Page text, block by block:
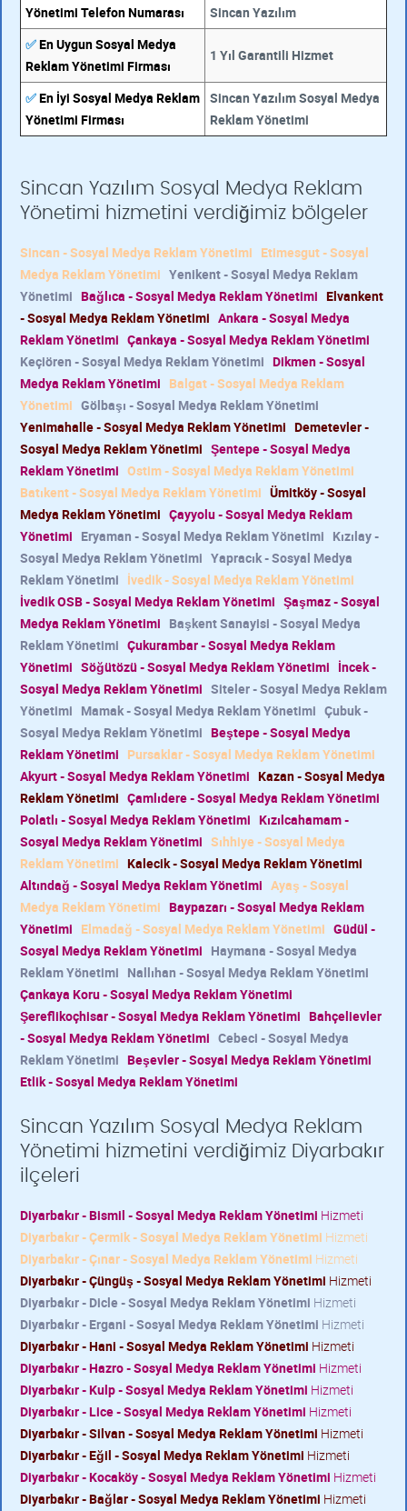
Yönetimi Telefon Numarası
Sincan Yazılım
✅En Uygun Sosyal Medya
Reklam Yönetimi Firması
1 Yıl Garantili Hizmet
✅En İyi Sosyal Medya Reklam
Yönetimi Firması
Sincan Yazılım Sosyal Medya
Reklam Yönetimi
Sincan Yazılım Sosyal Medya Reklam
Yönetimi hizmetini verdiğimiz bölgeler
Sincan - Sosyal Medya Reklam Yönetimi Etimesgut - Sosyal
Medya Reklam Yönetimi Yenikent - Sosyal Medya Reklam
Yönetimi Bağlıca - Sosyal Medya Reklam Yönetimi Elvankent
- Sosyal Medya Reklam Yönetimi Ankara - Sosyal Medya
Reklam Yönetimi Çankaya - Sosyal Medya Reklam Yönetimi
Keçiören - Sosyal Medya Reklam Yönetimi Dikmen - Sosyal
Medya Reklam Yönetimi Balgat - Sosyal Medya Reklam
Yönetimi Gölbaşı - Sosyal Medya Reklam Yönetimi
Yenimahalle - Sosyal Medya Reklam Yönetimi Demetevler -
Sosyal Medya Reklam Yönetimi Şentepe - Sosyal Medya
Reklam Yönetimi Ostim - Sosyal Medya Reklam Yönetimi
Batıkent - Sosyal Medya Reklam Yönetimi Ümitköy - Sosyal
Medya Reklam Yönetimi Çayyolu - Sosyal Medya Reklam
Yönetimi Eryaman - Sosyal Medya Reklam Yönetimi Kızılay -
Sosyal Medya Reklam Yönetimi Yapracık - Sosyal Medya
Reklam Yönetimi İvedik - Sosyal Medya Reklam Yönetimi
İvedik OSB - Sosyal Medya Reklam Yönetimi Şaşmaz - Sosyal
Medya Reklam Yönetimi Başkent Sanayisi - Sosyal Medya
Reklam Yönetimi Çukurambar - Sosyal Medya Reklam
Yönetimi Söğütözü - Sosyal Medya Reklam Yönetimi İncek -
Sosyal Medya Reklam Yönetimi Siteler - Sosyal Medya Reklam
Yönetimi Mamak - Sosyal Medya Reklam Yönetimi Çubuk -
Sosyal Medya Reklam Yönetimi Beştepe - Sosyal Medya
Reklam Yönetimi Pursaklar - Sosyal Medya Reklam Yönetimi
Akyurt - Sosyal Medya Reklam Yönetimi Kazan - Sosyal Medya
Reklam Yönetimi Çamlıdere - Sosyal Medya Reklam Yönetimi
Polatlı - Sosyal Medya Reklam Yönetimi Kızılcahamam -
Sosyal Medya Reklam Yönetimi Sıhhiye - Sosyal Medya
Reklam Yönetimi Kalecik - Sosyal Medya Reklam Yönetimi
Altındağ - Sosyal Medya Reklam Yönetimi Ayaş - Sosyal
Medya Reklam Yönetimi Baypazarı - Sosyal Medya Reklam
Yönetimi Elmadağ - Sosyal Medya Reklam Yönetimi Güdül -
Sosyal Medya Reklam Yönetimi Haymana - Sosyal Medya
Reklam Yönetimi Nallıhan - Sosyal Medya Reklam Yönetimi
Çankaya Koru - Sosyal Medya Reklam Yönetimi
Şereflikoçhisar - Sosyal Medya Reklam Yönetimi Bahçelievler
- Sosyal Medya Reklam Yönetimi Cebeci - Sosyal Medya
Reklam Yönetimi Beşevler - Sosyal Medya Reklam Yönetimi
Etlik - Sosyal Medya Reklam Yönetimi
Sincan Yazılım Sosyal Medya Reklam
Yönetimi hizmetini verdiğimiz Diyarbakır
ilçeleri
Diyarbakır - Bismil - Sosyal Medya Reklam Yönetimi Hizmeti
Diyarbakır - Çermik - Sosyal Medya Reklam Yönetimi Hizmeti
Diyarbakır - Çınar - Sosyal Medya Reklam Yönetimi Hizmeti
Diyarbakır - Çüngüş - Sosyal Medya Reklam Yönetimi Hizmeti
Diyarbakır - Dicle - Sosyal Medya Reklam Yönetimi Hizmeti
Diyarbakır - Ergani - Sosyal Medya Reklam Yönetimi Hizmeti
Diyarbakır - Hani - Sosyal Medya Reklam Yönetimi Hizmeti
Diyarbakır - Hazro - Sosyal Medya Reklam Yönetimi Hizmeti
Diyarbakır - Kulp - Sosyal Medya Reklam Yönetimi Hizmeti
Diyarbakır - Lice - Sosyal Medya Reklam Yönetimi Hizmeti
Diyarbakır - Silvan - Sosyal Medya Reklam Yönetimi Hizmeti
Diyarbakır - Eğil - Sosyal Medya Reklam Yönetimi Hizmeti
Diyarbakır - Kocaköy - Sosyal Medya Reklam Yönetimi Hizmeti
Diyarbakır - Bağlar - Sosyal Medya Reklam Yönetimi Hizmeti